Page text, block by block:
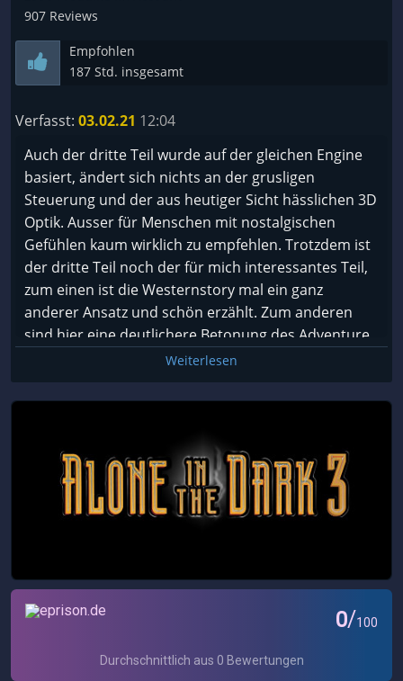
907 Reviews
Empfohlen
187 Std. insgesamt
Verfasst: 03.02.21 12:04
Auch der dritte Teil wurde auf der gleichen Engine
basiert, ändert sich nichts an der grusligen
Steuerung und der aus heutiger Sicht hässlichen 3D
Optik. Ausser für Menschen mit nostalgischen
Gefühlen kaum wirklich zu empfehlen. Trotzdem ist
der dritte Teil noch der für mich interessantes Teil,
zum einen ist die Westernstory mal ein ganz
anderer Ansatz und schön erzählt. Zum anderen
sind hier eine deutlichere Betonung des Adventure
in meinen Augen ein Bonus, gerade Teil 2 spielt sich
stellenweise mehr wie ein Actionspiel (wenn auch
ein schlechtes) als ein Adventure.
https://www.youtube.com/watch?v=e9to9Pj6tsQ
Weiterlesen